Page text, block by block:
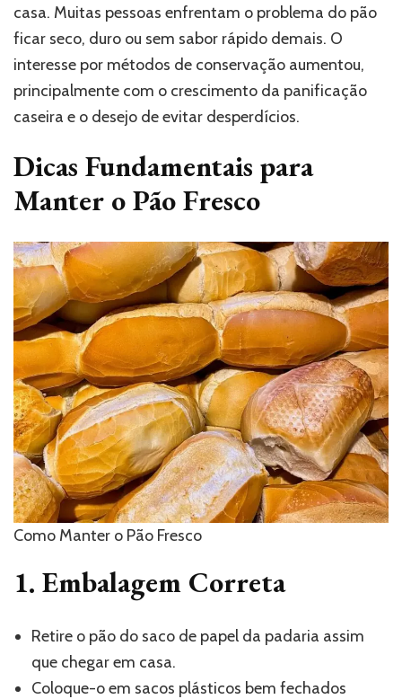
casa. Muitas pessoas enfrentam o problema do pão
ficar seco, duro ou sem sabor rápido demais. O
interesse por métodos de conservação aumentou,
principalmente com o crescimento da panificação
caseira e o desejo de evitar desperdícios.
Dicas Fundamentais para
Manter o Pão Fresco
Como Manter o Pão Fresco
1. Embalagem Correta
Retire o pão do saco de papel da padaria assim
que chegar em casa.
Coloque-o em sacos plásticos bem fechados